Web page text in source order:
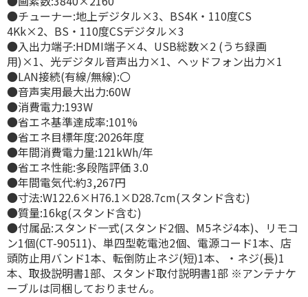
●チューナー:地上デジタル×3、BS4K・110度CS
4Kk×2、BS・110度CSデジタル×3
●入出力端子:HDMI端子×4、USB総数×2 (うち録画
用)×1、光デジタル音声出力×1、ヘッドフォン出力×1
●LAN接続(有線/無線):〇
●音声実用最大出力:60W
●消費電力:193W
●省エネ基準達成率:101%
●省エネ目標年度:2026年度
●年間消費電力量:121kWh/年
●省エネ性能:多段階評価 3.0
●年間電気代:約3,267円
●寸法:W122.6×H76.1×D28.7cm(スタンド含む)
●質量:16kg(スタンド含む)
●付属品:スタンド一式(スタンド2個、M5ネジ4本)、リモコ
ン1個(CT-90511)、単四型乾電池2個、電源コード1本、店
頭防止用バンド1本、転倒防止ネジ(短)1本、・ネジ(長)1
本、取扱説明書1部、スタンド取付説明書1部 ※アンテナケ
ーブルは同梱しておりません。